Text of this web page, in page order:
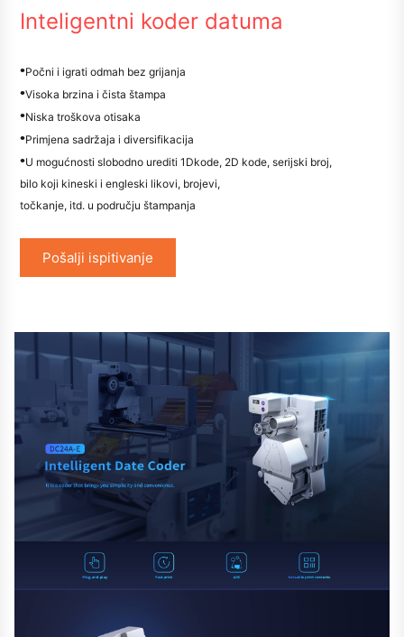
Inteligentni koder datuma
•Počni i igrati odmah bez grijanja
•Visoka brzina i čista štampa
•Niska troškova otisaka
•Primjena sadržaja i diversifikacija
•U mogućnosti slobodno urediti 1Dkode, 2D kode, serijski broj,
bilo koji kineski i engleski likovi, brojevi,
točkanje, itd. u području štampanja
Pošalji ispitivanje